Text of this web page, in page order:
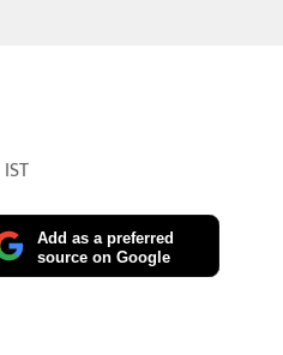
IST
Add as a preferred
source on Google